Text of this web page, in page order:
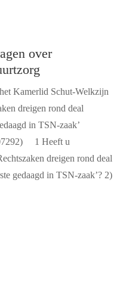
over
Kamerlid Schut-Welkzijn
dreigen rond deal
in TSN-zaak’
1 Heeft u
dreigen rond deal
gedaagd in TSN-zaak’? 2)